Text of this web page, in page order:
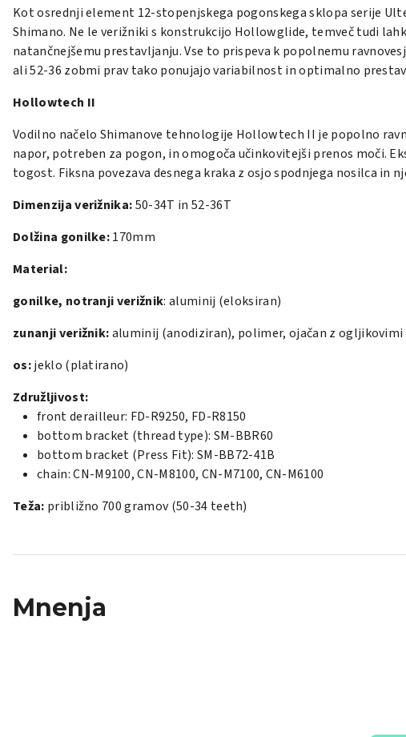
Kot osrednji element 12-stopenjskega pogonskega sklopa serije
Shimano. Ne le verižniki s konstrukcijo Hollowglide, temveč tudi
natančnejšemu prestavljanju. Vse to prispeva k popolnemu
ali 52-36 zobmi prav tako ponujajo variabilnost in optimalno
Hollowtech II
Vodilno načelo Shimanove tehnologije Hollowtech II je popolno
napor, potreben za pogon, in omogoča učinkovitejši prenos moči.
togost. Fiksna povezava desnega kraka z osjo spodnjega nosilca
Dimenzija verižnika:50-34T in 52-36T
Dolžina gonilke:170mm
Material:
gonilke, notranji verižnik: aluminij (eloksiran)
zunanji verižnik:aluminij (anodiziran), polimer, ojačan z ogljikovimi
os:jeklo (platirano)
Združljivost:
front derailleur: FD-R9250, FD-R8150
bottom bracket (thread type): SM-BBR60
bottom bracket (Press Fit): SM-BB72-41B
chain: CN-M9100, CN-M8100, CN-M7100, CN-M6100
Teža: približno 700 gramov (50-34 teeth)
Mnenja